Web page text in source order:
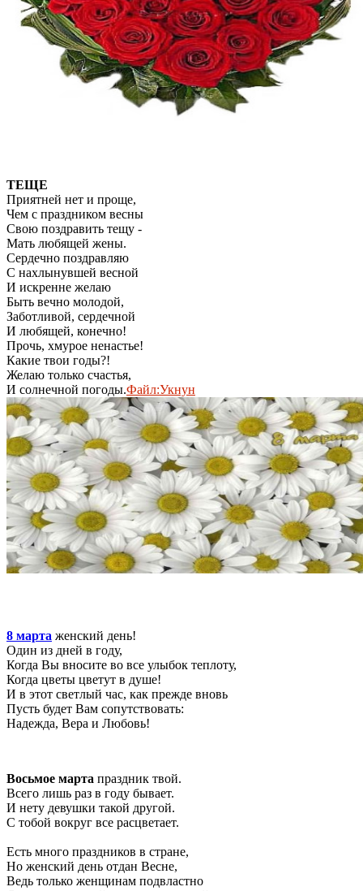
ТЕЩЕ
Приятней нет и проще,
Чем с праздником весны
Свою поздравить тещу -
Мать любящей жены.
Сердечно поздравляю
С нахлынувшей весной
И искренне желаю
Быть вечно молодой,
Заботливой, сердечной
И любящей, конечно!
Прочь, хмурое ненастье!
Какие твои годы?!
Желаю только счастья,
И солнечной погоды.Файл:Укнун
8 марта женский день!
Один из дней в году,
Когда Вы вносите во все улыбок теплоту,
Когда цветы цветут в душе!
И в этот светлый час, как прежде вновь
Пусть будет Вам сопутствовать:
Надежда, Вера и Любовь!
Восьмое марта праздник твой.
Всего лишь раз в году бывает.
И нету девушки такой другой.
С тобой вокруг все расцветает.
Есть много праздников в стране,
Но женский день отдан Весне,
Ведь только женщинам подвластно